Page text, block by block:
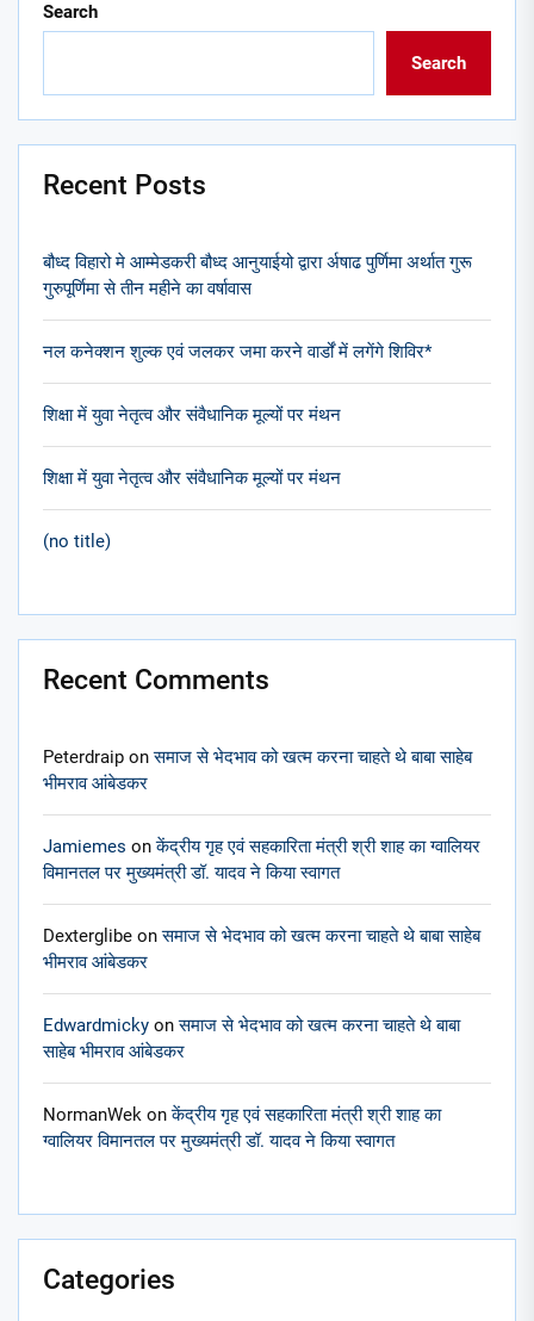
Search
Search
Recent Posts
बौध्द विहारो मे आम्मेडकरी बौध्द आनुयाईयो द्वारा र्अषाढ पुर्णिमा अर्थात गुरू
गुरुपूर्णिमा से तीन महीने का वर्षावास
नल कनेक्शन शुल्क एवं जलकर जमा करने वार्डों में लगेंगे शिविर*
शिक्षा में युवा नेतृत्व और संवैधानिक मूल्यों पर मंथन
शिक्षा में युवा नेतृत्व और संवैधानिक मूल्यों पर मंथन
(no title)
Recent Comments
Peterdraip onसमाज से भेदभाव को खत्म करना चाहते थे बाबा साहेब
भीमराव आंबेडकर
Jamiemes onकेंद्रीय गृह एवं सहकारिता मंत्री श्री शाह का ग्वालियर
विमानतल पर मुख्यमंत्री डॉ. यादव ने किया स्वागत
Dexterglibe onसमाज से भेदभाव को खत्म करना चाहते थे बाबा साहेब
भीमराव आंबेडकर
Edwardmicky onसमाज से भेदभाव को खत्म करना चाहते थे बाबा
साहेब भीमराव आंबेडकर
NormanWek onकेंद्रीय गृह एवं सहकारिता मंत्री श्री शाह का
ग्वालियर विमानतल पर मुख्यमंत्री डॉ. यादव ने किया स्वागत
Categories